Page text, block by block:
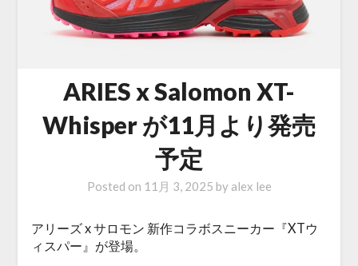
ARIES x Salomon XT-
Whisper が11月より発売
予定
Posted on 11月 3, 2025 by alex lee
アリーズ x サロモン 新作コラボスニーカー『XTウ
ィスパー』が登場。